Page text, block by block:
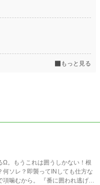
もっと見る
Ω。もうこれは囲うしかない！根
何ソレ？即襲ってINしても仕方な
噛むから。 『番に囲われ逃げら